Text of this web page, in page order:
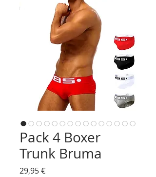
Pack 4 Boxer
Trunk Bruma
29,95 €Prix